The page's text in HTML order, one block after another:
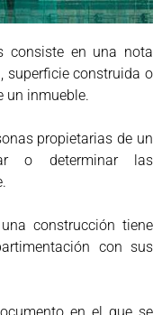
consiste en una nota
superficie construida o
un inmueble.
propietarias de un
o determinar las
construcción tiene
con sus